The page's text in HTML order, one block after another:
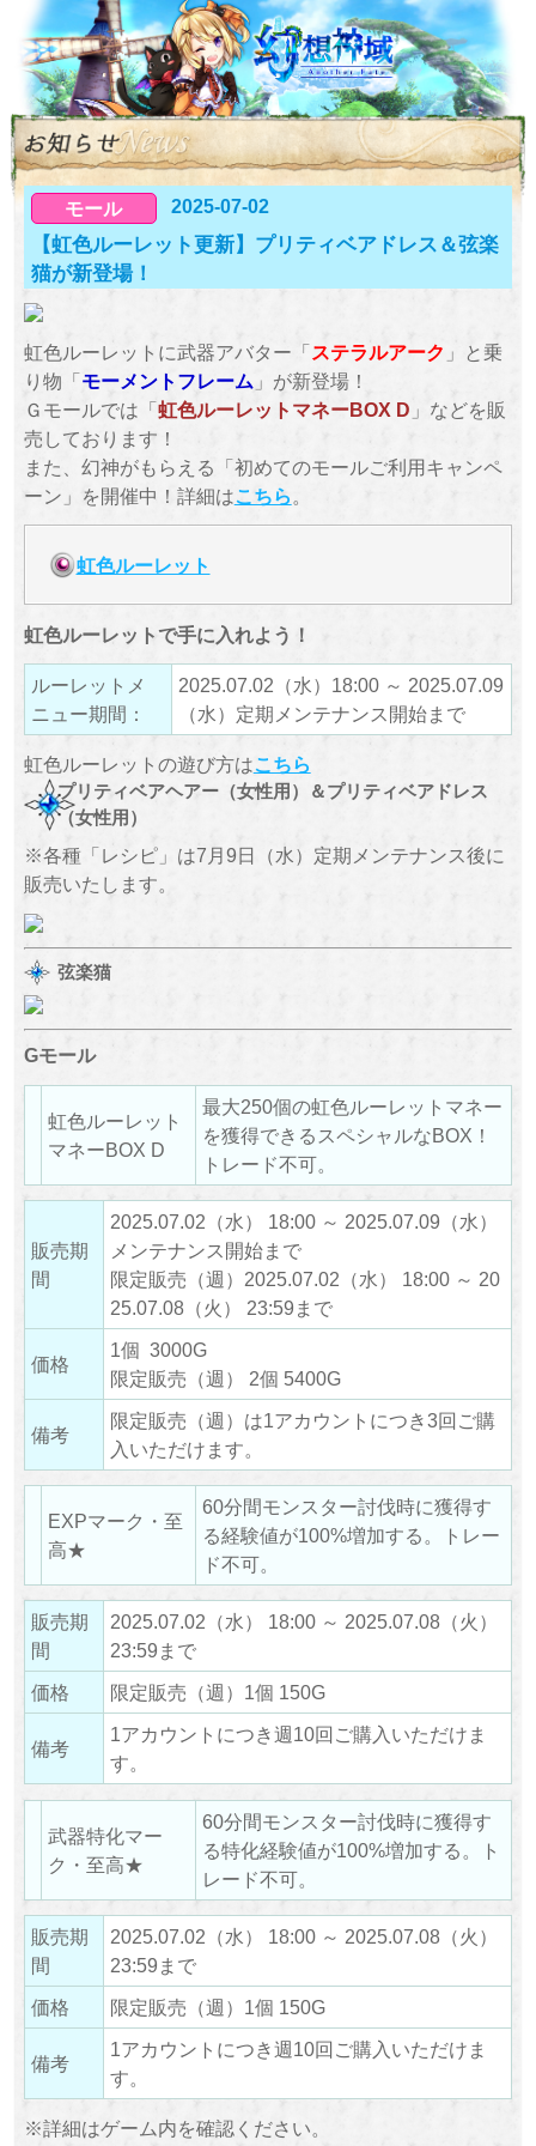
モール 2025-07-02
【虹色ルーレット更新】プリティベアドレス＆弦楽
猫が新登場！
虹色ルーレットに武器アバター「ステラルアーク 」と乗
り物「モーメントフレーム 」が新登場！
Ｇモールでは「虹色ルーレットマネーBOX D 」などを販
売しております！
また、幻神がもらえる「初めてのモールご利用キャンペ
ーン」を開催中！詳細はこちら 。
虹色ルーレット
虹色ルーレットで手に入れよう！
ルーレットメ
ニュー期間：
2025.07.02（水）18:00 ～ 2025.07.09
（水）定期メンテナンス開始まで
虹色ルーレットの遊び方はこちら
プリティベアヘアー（女性用）＆プリティベアドレス
（女性用）
※各種「レシピ」は7月9日（水）定期メンテナンス後に
販売いたします。
弦楽猫
Gモール
虹色ルーレット
マネーBOX D
最大250個の虹色ルーレットマネー
を獲得できるスペシャルなBOX！
トレード不可。
販売期
間
2025.07.02（水） 18:00 ～ 2025.07.09（水）
メンテナンス開始まで
限定販売（週）2025.07.02（水） 18:00 ～ 20
25.07.08（火） 23:59まで
価格
1個 3000G
限定販売（週） 2個 5400G
備考
限定販売（週）は1アカウントにつき3回ご購
入いただけます。
EXPマーク・至
高★
60分間モンスター討伐時に獲得す
る経験値が100%増加する。トレー
ド不可。
販売期
間
2025.07.02（水） 18:00 ～ 2025.07.08（火）
23:59まで
価格
限定販売（週）1個 150G
備考
1アカウントにつき週10回ご購入いただけま
す。
武器特化マー
ク・至高★
60分間モンスター討伐時に獲得す
る特化経験値が100%増加する。ト
レード不可。
販売期
間
2025.07.02（水） 18:00 ～ 2025.07.08（火）
23:59まで
価格
限定販売（週）1個 150G
備考
1アカウントにつき週10回ご購入いただけま
す。
※詳細はゲーム内を確認ください。